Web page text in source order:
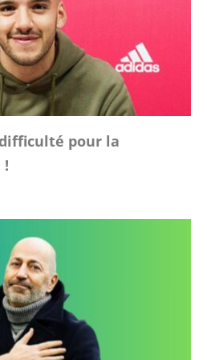
difficulté pour la
!